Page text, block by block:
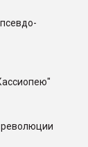
революции